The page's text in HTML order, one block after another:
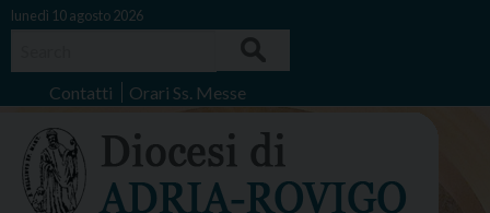
Skip
lunedì 10 agosto 2026
Contatti Orari Ss. Messe